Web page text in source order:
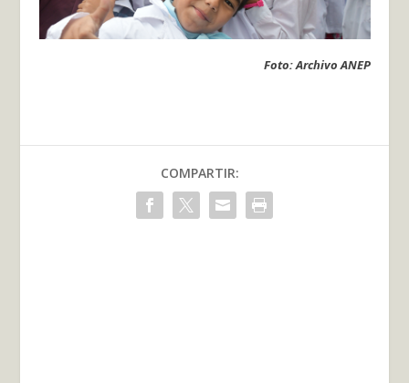
Foto: Archivo ANEP
COMPARTIR: